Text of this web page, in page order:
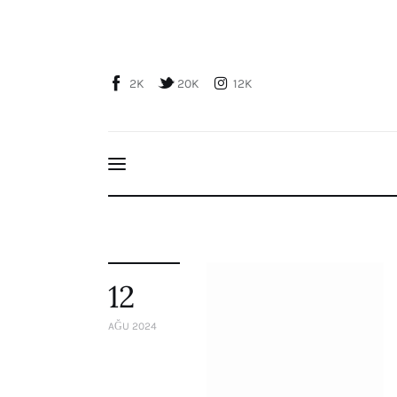
2K 20K 12K
12
AĞU 2024